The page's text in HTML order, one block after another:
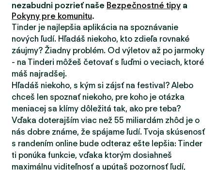
nezabudni pozrieť naše Bezpečnostné tipy a
Pokyny pre komunitu.
Tinder je najlepšia aplikácia na spoznávanie
nových ľudí. Hľadáš niekoho, kto zdieľa rovnaké
záujmy? Žiadny problém. Od výletov až po jarmoky
- na Tinderi môžeš četovať s ľuďmi o veciach, ktoré
máš najradšej.
Hľadáš niekoho, s kým si zájsť na festival? Alebo
chceš len spoznať niekoho, pre koho je otázka
meniacej sa klímy dôležitá tak, ako pre teba?
Vďaka doterajším viac než 55 miliardám zhôd je o
nás dobre známe, že spájame ľudí. Tvoja skúsenosť
s randením online bude odteraz ešte lepšia: Tinder
ti ponúka funkcie, vďaka ktorým dosiahneš
maximálnu viditeľnosť a upútaš pozornosť ľudí,